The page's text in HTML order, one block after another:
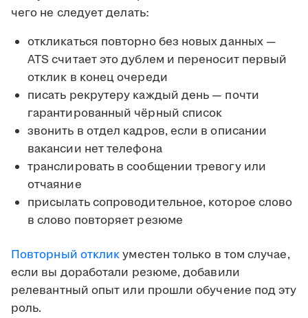
чего не следует делать:
откликаться повторно без новых данных —
ATS считает это дублем и переносит первый
отклик в конец очереди
писать рекрутеру каждый день — почти
гарантированный чёрный список
звонить в отдел кадров, если в описании
вакансии нет телефона
транслировать в сообщении тревогу или
отчаяние
присылать сопроводительное, которое слово
в слово повторяет резюме
Повторный откликуместен только в том случае,
если вы доработали резюме, добавили
релевантный опыт или прошли обучение под эту
роль.